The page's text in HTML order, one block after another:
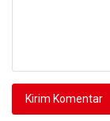
Kirim Komentar